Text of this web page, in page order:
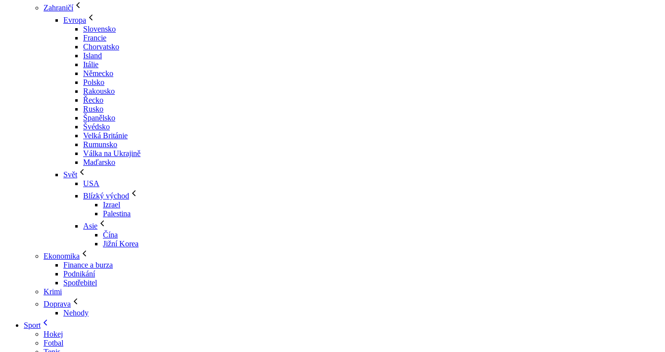
Zahraničí
Evropa
Slovensko
Francie
Chorvatsko
Island
Itálie
Německo
Polsko
Rakousko
Řecko
Rusko
Španělsko
Švédsko
Velká Británie
Rumunsko
Válka na Ukrajině
Maďarsko
Svět
USA
Blízký východ
Izrael
Palestina
Asie
Čína
Jižní Korea
Ekonomika
Finance a burza
Podnikání
Spotřebitel
Krimi
Doprava
Nehody
Sport
Hokej
Fotbal